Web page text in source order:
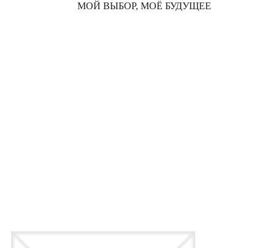
МОЙ ВЫБОР, МОЁ БУДУЩЕЕ